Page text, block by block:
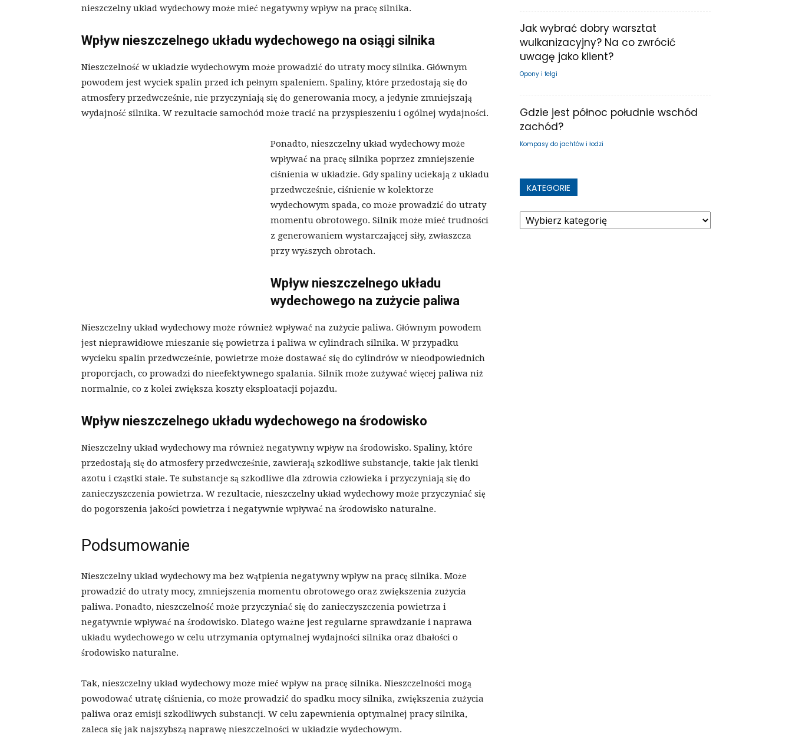
nieszczelny układ wydechowy może mieć negatywny wpływ na pracę silnika.
Wpływ nieszczelnego układu wydechowego na osiągi silnika
Nieszczelność w układzie wydechowym może prowadzić do utraty mocy silnika. Głównym
powodem jest wyciek spalin przed ich pełnym spaleniem. Spaliny, które przedostają się do
atmosfery przedwcześnie, nie przyczyniają się do generowania mocy, a jedynie zmniejszają
wydajność silnika. W rezultacie samochód może tracić na przyspieszeniu i ogólnej wydajności.
Ponadto, nieszczelny układ wydechowy może
wpływać na pracę silnika poprzez zmniejszenie
ciśnienia w układzie. Gdy spaliny uciekają z układu
przedwcześnie, ciśnienie w kolektorze
wydechowym spada, co może prowadzić do utraty
momentu obrotowego. Silnik może mieć trudności
z generowaniem wystarczającej siły, zwłaszcza
przy wyższych obrotach.
Wpływ nieszczelnego układu
wydechowego na zużycie paliwa
Nieszczelny układ wydechowy może również wpływać na zużycie paliwa. Głównym powodem
jest nieprawidłowe mieszanie się powietrza i paliwa w cylindrach silnika. W przypadku
wycieku spalin przedwcześnie, powietrze może dostawać się do cylindrów w nieodpowiednich
proporcjach, co prowadzi do nieefektywnego spalania. Silnik może zużywać więcej paliwa niż
normalnie, co z kolei zwiększa koszty eksploatacji pojazdu.
Wpływ nieszczelnego układu wydechowego na środowisko
Nieszczelny układ wydechowy ma również negatywny wpływ na środowisko. Spaliny, które
przedostają się do atmosfery przedwcześnie, zawierają szkodliwe substancje, takie jak tlenki
azotu i cząstki stałe. Te substancje są szkodliwe dla zdrowia człowieka i przyczyniają się do
zanieczyszczenia powietrza. W rezultacie, nieszczelny układ wydechowy może przyczyniać się
do pogorszenia jakości powietrza i negatywnie wpływać na środowisko naturalne.
Podsumowanie
Nieszczelny układ wydechowy ma bez wątpienia negatywny wpływ na pracę silnika. Może
prowadzić do utraty mocy, zmniejszenia momentu obrotowego oraz zwiększenia zużycia
paliwa. Ponadto, nieszczelność może przyczyniać się do zanieczyszczenia powietrza i
negatywnie wpływać na środowisko. Dlatego ważne jest regularne sprawdzanie i naprawa
układu wydechowego w celu utrzymania optymalnej wydajności silnika oraz dbałości o
środowisko naturalne.
Tak, nieszczelny układ wydechowy może mieć wpływ na pracę silnika. Nieszczelności mogą
powodować utratę ciśnienia, co może prowadzić do spadku mocy silnika, zwiększenia zużycia
paliwa oraz emisji szkodliwych substancji. W celu zapewnienia optymalnej pracy silnika,
zaleca się jak najszybszą naprawę nieszczelności w układzie wydechowym.
Jak wybrać dobry warsztat
wulkanizacyjny? Na co zwrócić
uwagę jako klient?
Opony i felgi
Gdzie jest północ południe wschód
zachód?
Kompasy do jachtów i łodzi
KATEGORIE
Kategorie